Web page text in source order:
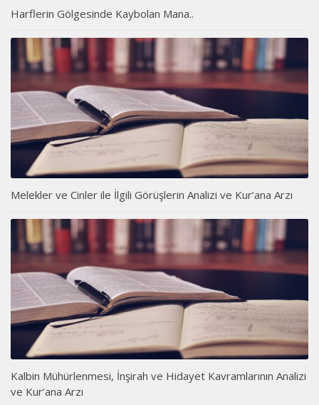
Harflerin Gölgesinde Kaybolan Mana..
Melekler ve Cinler ile İlgili Görüşlerin Analizi ve Kur’ana Arzı
Kalbin Mühürlenmesi, İnşirah ve Hidayet Kavramlarının Analizi
ve Kur’ana Arzı